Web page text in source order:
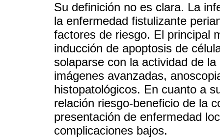
Su definición no es clara. La
la enfermedad fistulizante
factores de riesgo. El principal
inducción de apoptosis de
solaparse con la actividad de
imágenes avanzadas,
histopatológicos. En cuanto a
relación riesgo-beneficio de la
presentación de enfermedad
complicaciones bajos.